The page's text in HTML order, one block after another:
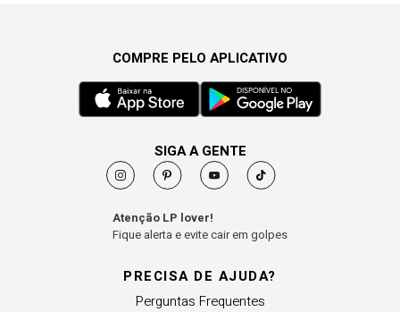
PRECISA DE AJUDA?
Perguntas Frequentes
COMPRE PELO APLICATIVO
SIGA A GENTE
Atenção LP lover!
Fique alerta e evite cair em golpes